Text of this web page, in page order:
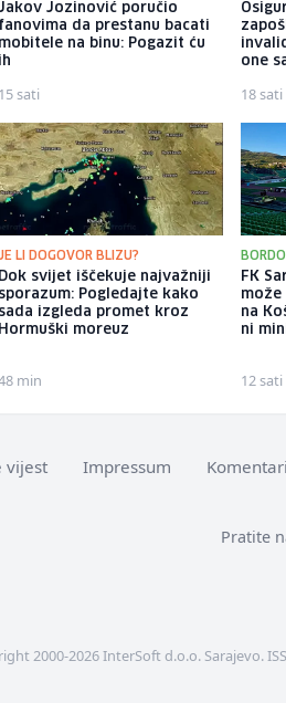
Jozinović poručio
fanovima da prestanu bacati
mobitele na binu: Pogazit ću
ih
15 sati
one
18 sati
LI DOGOVOR BLIZU?
Dok svijet iščekuje najvažniji
sporazum: Pogledajte kako
sada izgleda promet kroz
Hormuški moreuz
min
FK
može
na
ni
12 sati
vijest Impressum Komentari
Pratite
2000-2026 InterSoft d.o.o. Sarajevo.